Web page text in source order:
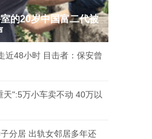
的20岁中国富二代被
近48小时 目击者：保安曾
天":5万小车卖不动 40万以
子分居 出轨女邻居多年还